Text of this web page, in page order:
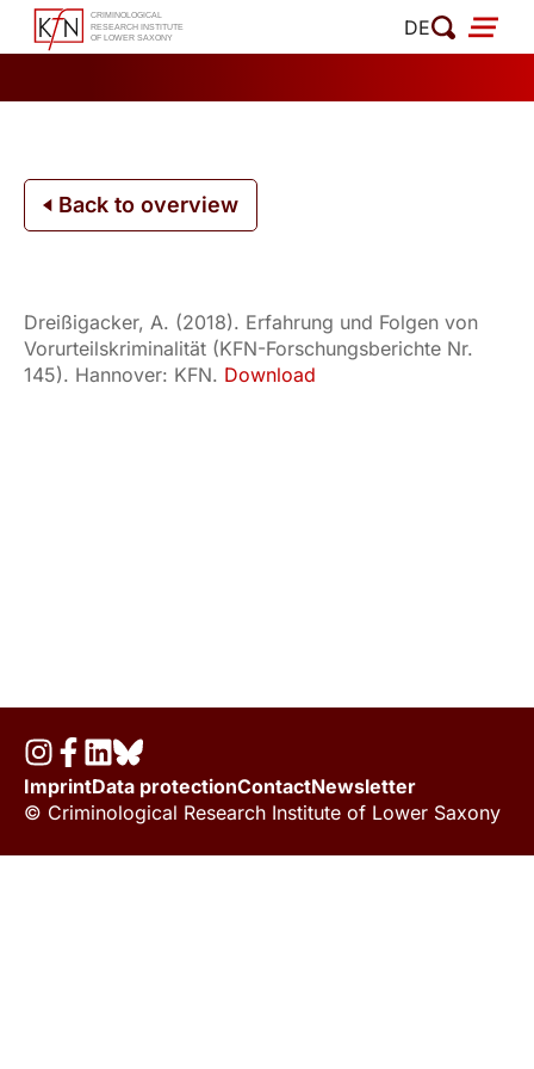
Skip
DE
Back to overview
Dreißigacker, A. (2018). Erfahrung und Folgen von
Vorurteilskriminalität (KFN-Forschungsberichte Nr.
145). Hannover: KFN. Download
ImprintData protectionContactNewsletter
© Criminological Research Institute of Lower Saxony